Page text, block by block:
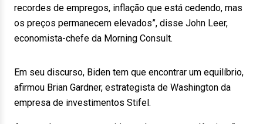
recordes de empregos, inflação que está cedendo, mas
os preços permanecem elevados”, disse John Leer,
economista-chefe da Morning Consult.
Em seu discurso, Biden tem que encontrar um equilíbrio,
afirmou Brian Gardner, estrategista de Washington da
empresa de investimentos Stifel.